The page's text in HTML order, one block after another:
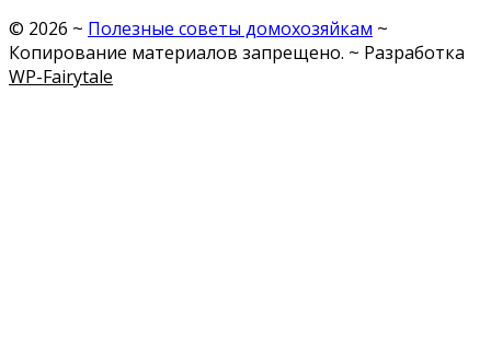
© 2026 ~ Полезные советы домохозяйкам ~
Копирование материалов запрещено. ~ Разработка
WP-Fairytale